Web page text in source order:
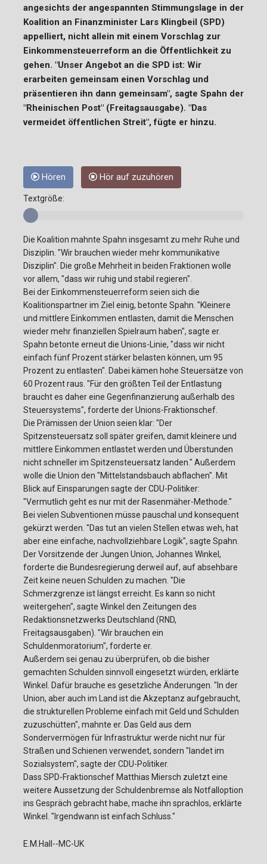
angesichts der angespannten Stimmungslage in der
Koalition an Finanzminister Lars Klingbeil (SPD)
appelliert, nicht allein mit einem Vorschlag zur
Einkommensteuerreform an die Öffentlichkeit zu
gehen. "Unser Angebot an die SPD ist: Wir
erarbeiten gemeinsam einen Vorschlag und
präsentieren ihn dann gemeinsam", sagte Spahn der
"Rheinischen Post" (Freitagsausgabe). "Das
vermeidet öffentlichen Streit", fügte er hinzu.
Hören Hör auf zuzuhören
Textgröße:
Die Koalition mahnte Spahn insgesamt zu mehr Ruhe und
Disziplin. "Wir brauchen wieder mehr kommunikative
Disziplin". Die große Mehrheit in beiden Fraktionen wolle
vor allem, "dass wir ruhig und stabil regieren".
Bei der Einkommensteuerreform seien sich die
Koalitionspartner im Ziel einig, betonte Spahn. "Kleinere
und mittlere Einkommen entlasten, damit die Menschen
wieder mehr finanziellen Spielraum haben", sagte er.
Spahn betonte erneut die Unions-Linie, "dass wir nicht
einfach fünf Prozent stärker belasten können, um 95
Prozent zu entlasten". Dabei kämen hohe Steuersätze von
60 Prozent raus. "Für den größten Teil der Entlastung
braucht es daher eine Gegenfinanzierung außerhalb des
Steuersystems", forderte der Unions-Fraktionschef.
Die Prämissen der Union seien klar: "Der
Spitzensteuersatz soll später greifen, damit kleinere und
mittlere Einkommen entlastet werden und Überstunden
nicht schneller im Spitzensteuersatz landen." Außerdem
wolle die Union den "Mittelstandsbauch abflachen". Mit
Blick auf Einsparungen sagte der CDU-Politiker:
"Vermutlich geht es nur mit der Rasenmäher-Methode."
Bei vielen Subventionen müsse pauschal und konsequent
gekürzt werden. "Das tut an vielen Stellen etwas weh, hat
aber eine einfache, nachvollziehbare Logik", sagte Spahn.
Der Vorsitzende der Jungen Union, Johannes Winkel,
forderte die Bundesregierung derweil auf, auf absehbare
Zeit keine neuen Schulden zu machen. "Die
Schmerzgrenze ist längst erreicht. Es kann so nicht
weitergehen", sagte Winkel den Zeitungen des
Redaktionsnetzwerks Deutschland (RND,
Freitagsausgaben). "Wir brauchen ein
Schuldenmoratorium", forderte er.
Außerdem sei genau zu überprüfen, ob die bisher
gemachten Schulden sinnvoll eingesetzt würden, erklärte
Winkel. Dafür brauche es gesetzliche Änderungen. "In der
Union, aber auch im Land ist die Akzeptanz aufgebraucht,
die strukturellen Probleme einfach mit Geld und Schulden
zuzuschütten", mahnte er. Das Geld aus dem
Sondervermögen für Infrastruktur werde nicht nur für
Straßen und Schienen verwendet, sondern "landet im
Sozialsystem", sagte der CDU-Politiker.
Dass SPD-Fraktionschef Matthias Miersch zuletzt eine
weitere Aussetzung der Schuldenbremse als Notfalloption
ins Gespräch gebracht habe, mache ihn sprachlos, erklärte
Winkel. "Irgendwann ist einfach Schluss."
E.M.Hall--MC-UK